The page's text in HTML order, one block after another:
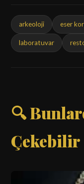
arkeoloji eser
laboratuvar
🔍
Çekebilir